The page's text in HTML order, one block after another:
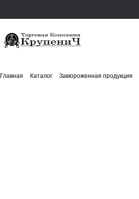
Главная Каталог Замороженная продукция